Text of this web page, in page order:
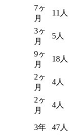
7ヶ
月
11人
3ヶ
月
5人
9ヶ
月
18人
2ヶ
月
4人
2ヶ
月
4人
3年 47人